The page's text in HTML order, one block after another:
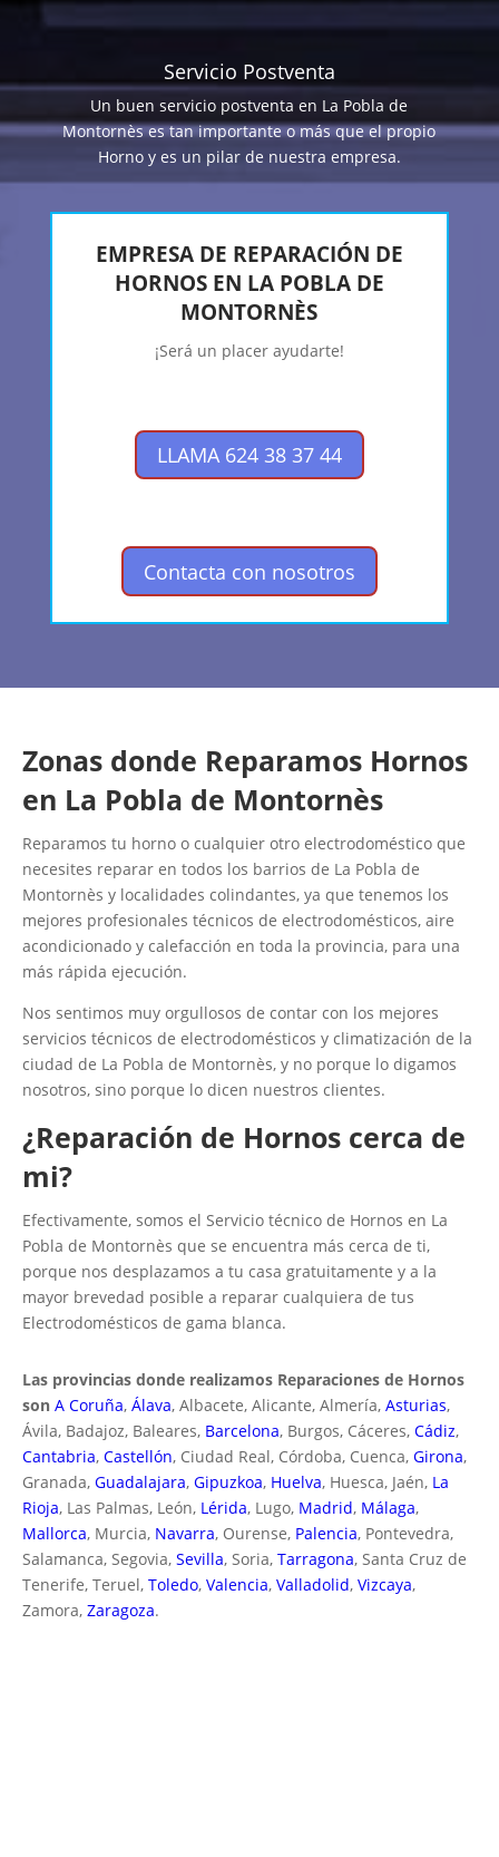
Servicio Postventa
Un buen servicio postventa en La Pobla de
Montornès es tan importante o más que el propio
Horno y es un pilar de nuestra empresa.
EMPRESA DE REPARACIÓN DE
HORNOS EN LA POBLA DE
MONTORNÈS
¡Será un placer ayudarte!
LLAMA 624 38 37 44
Contacta con nosotros
Zonas donde Reparamos Hornos
en La Pobla de Montornès
Reparamos tu horno o cualquier otro electrodoméstico que
necesites reparar en todos los barrios de La Pobla de
Montornès y localidades colindantes, ya que tenemos los
mejores profesionales técnicos de electrodomésticos, aire
acondicionado y calefacción en toda la provincia, para una
más rápida ejecución.
Nos sentimos muy orgullosos de contar con los mejores
servicios técnicos de electrodomésticos y climatización de la
ciudad de La Pobla de Montornès, y no porque lo digamos
nosotros, sino porque lo dicen nuestros clientes.
¿Reparación de Hornos cerca de
mi?
Efectivamente, somos el Servicio técnico de Hornos en La
Pobla de Montornès que se encuentra más cerca de ti,
porque nos desplazamos a tu casa gratuitamente y a la
mayor brevedad posible a reparar cualquiera de tus
Electrodomésticos de gama blanca.
Las provincias donde realizamos Reparaciones de Hornos
son A Coruña, Álava, Albacete, Alicante, Almería, Asturias,
Ávila, Badajoz, Baleares, Barcelona, Burgos, Cáceres, Cádiz,
Cantabria, Castellón, Ciudad Real, Córdoba, Cuenca, Girona,
Granada, Guadalajara, Gipuzkoa, Huelva, Huesca, Jaén, La
Rioja, Las Palmas, León, Lérida, Lugo, Madrid, Málaga,
Mallorca, Murcia, Navarra, Ourense, Palencia, Pontevedra,
Salamanca, Segovia, Sevilla, Soria, Tarragona, Santa Cruz de
Tenerife, Teruel, Toledo, Valencia, Valladolid, Vizcaya,
Zamora, Zaragoza.